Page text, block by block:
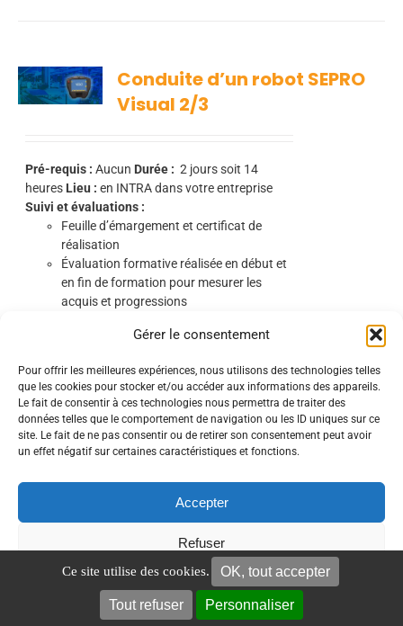
Ce site utilise des cookies. OK, tout accepter
Tout refuser Personnaliser
Gérer le consentement
Pour offrir les meilleures expériences, nous utilisons des technologies telles
que les cookies pour stocker et/ou accéder aux informations des appareils.
Le fait de consentir à ces technologies nous permettra de traiter des
données telles que le comportement de navigation ou les ID uniques sur ce
site. Le fait de ne pas consentir ou de retirer son consentement peut avoir
un effet négatif sur certaines caractéristiques et fonctions.
Accepter
Refuser
Voir les préférences
Conduite d’un robot SEPRO
Visual 2/3
Pré-requis : Aucun Durée : 2 jours soit 14
heures Lieu : en INTRA dans votre entreprise
Suivi et évaluations :
Feuille d’émargement et certificat de
réalisation
Évaluation formative réalisée en début et
en fin de formation pour mesurer les
acquis et progressions
Matériels pédagogiques :
sur votre robot SEPRO Visual 2 ou 3.
Support de cours et documents
techniques remis en formation.
Conduite d’un robot STAUBLI
CS8 / CS8C